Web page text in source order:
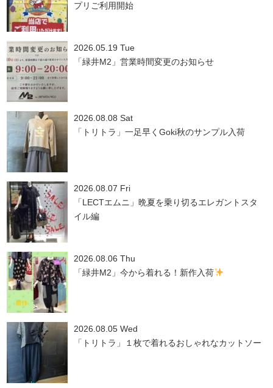
プリご利用開始
2026.05.19 Tue
「緑井M2」営業時間変更のお知らせ
2026.08.08 Sat
「トリトラ」一足早くGoki秋のサンプル入荷
2026.08.07 Fri
「LECTエムニ」晩夏を乗り切るエレガントスタ
イル編
2026.08.06 Thu
「緑井M2」今から着れる！新作入荷
2026.08.05 Wed
「トリトラ」１枚で着れるおしゃれなカットソー